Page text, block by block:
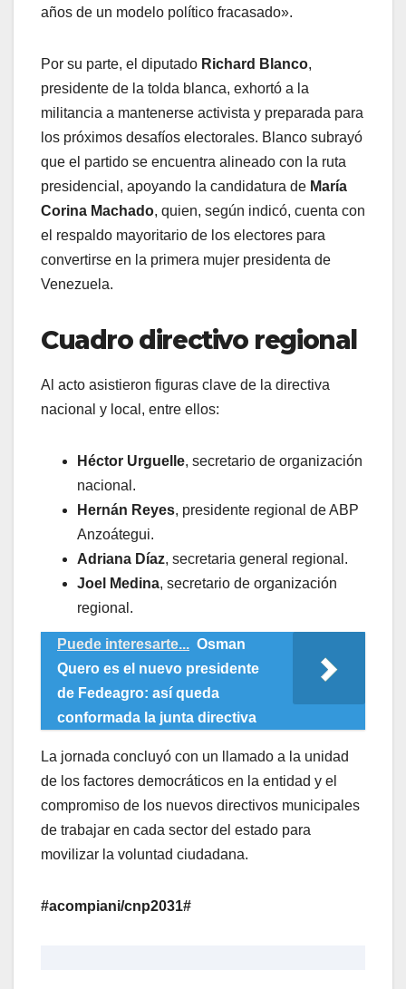
años de un modelo político fracasado».
​Por su parte, el diputado Richard Blanco,
presidente de la tolda blanca, exhortó a la
militancia a mantenerse activista y preparada para
los próximos desafíos electorales. Blanco subrayó
que el partido se encuentra alineado con la ruta
presidencial, apoyando la candidatura de María
Corina Machado, quien, según indicó, cuenta con
el respaldo mayoritario de los electores para
convertirse en la primera mujer presidenta de
Venezuela.
Cuadro directivo regional
​Al acto asistieron figuras clave de la directiva
nacional y local, entre ellos:
Héctor Urguelle, secretario de organización
nacional.
Hernán Reyes, presidente regional de ABP
Anzoátegui.
Adriana Díaz, secretaria general regional.
Joel Medina, secretario de organización
regional.
Puede interesarte... Osman
Quero es el nuevo presidente
de Fedeagro: así queda
conformada la junta directiva
​La jornada concluyó con un llamado a la unidad
de los factores democráticos en la entidad y el
compromiso de los nuevos directivos municipales
de trabajar en cada sector del estado para
movilizar la voluntad ciudadana.
#acompiani/cnp2031#